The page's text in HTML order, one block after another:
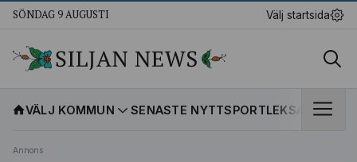
SÖNDAG 9 AUGUSTI Välj startsida
VÄLJ KOMMUN SENASTE NYTTSPORTLEKSANDS IF
Annons